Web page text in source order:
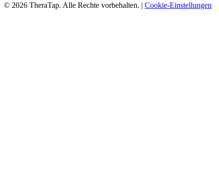
© 2026 TheraTap. Alle Rechte vorbehalten. | Cookie-Einstellungen